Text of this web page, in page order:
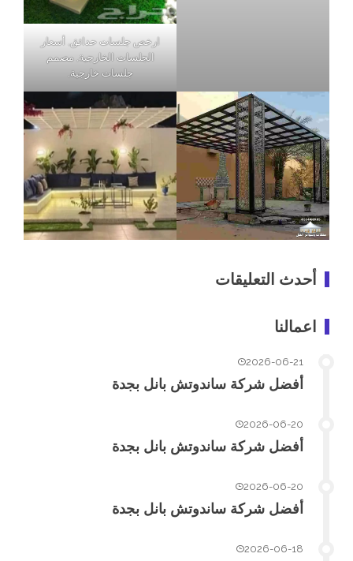
ارخص جلسات حدائق, أسعار
الجلسات الخارجية, مصمم
جلسات خارجية,
أحدث التعليقات
اعمالنا
2026-06-21
أفضل شركة ساندوتش بانل بجدة
2026-06-20
أفضل شركة ساندوتش بانل بجدة
2026-06-20
أفضل شركة ساندوتش بانل بجدة
2026-06-18